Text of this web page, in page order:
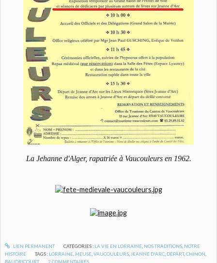
La Jehanne d'Alger, rapatriée à Vaucouleurs en 1962.
LIEN PERMANENT CATÉGORIES : LA VIE EN LORRAINE, NOS TRADITIONS, NOTRE
HISTOIRE
TAGS : LORRAINE MEUSE ,VAUCOULEURS JEANNE D'ARC DÉPART,CHINON
BAUDRICOURT
2 COMMENTAIRES